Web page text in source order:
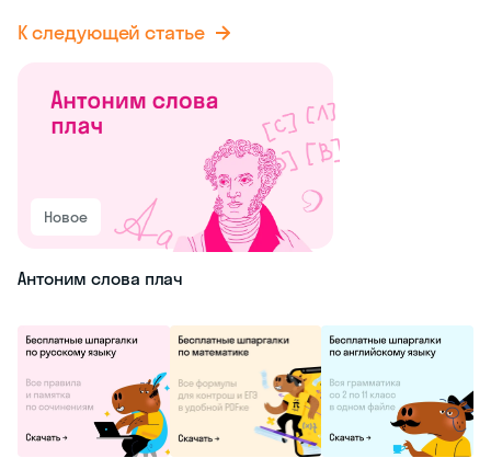
К следующей статье
Новое
Антоним слова плач